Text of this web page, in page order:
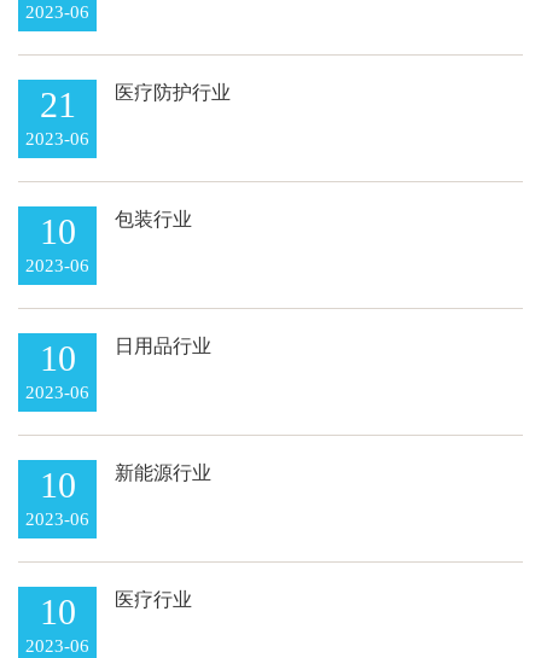
2023-06
21
2023-06
医疗防护行业
10
2023-06
包装行业
10
2023-06
日用品行业
10
2023-06
新能源行业
10
2023-06
医疗行业